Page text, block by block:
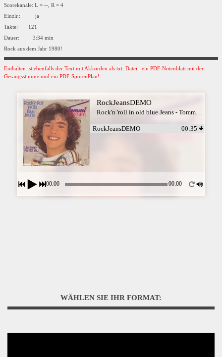
Scorekanäle: L = --, R = 4
Einzlr.: ja
Takte: 121
Dauer: 3:34 min
Rock aus dem Jahr 1980!
Enthalten ist ebenfalls der Text mit Akkorden als txt. Datei, ein PDF-Notenblatt mit der
Gesangsstimme und ein PDF-SpurenPlan!
RockJeansDEMO
Rock'n 'roll in old blue Jeans - Tommi Ohrner
RockJeansDEMO 00:35
00:00 00:00
WÄHLEN SIE IHR FORMAT: